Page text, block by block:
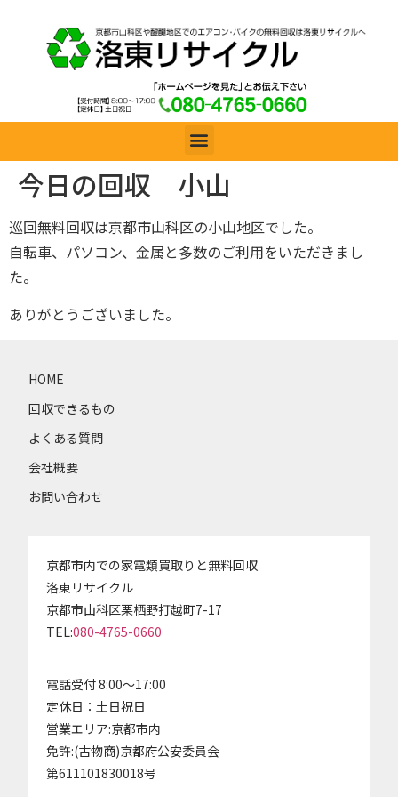
今日の回収 小山
巡回無料回収は京都市山科区の小山地区でした。
自転車、パソコン、金属と多数のご利用をいただきまし
た。
ありがとうございました。
HOME
回収できるもの
よくある質問
会社概要
お問い合わせ
京都市内での家電類買取りと無料回収
洛東リサイクル
京都市山科区栗栖野打越町7-17
TEL:080-4765-0660
電話受付 8:00～17:00
定休日：土日祝日
営業エリア:京都市内
免許:(古物商)京都府公安委員会
第611101830018号